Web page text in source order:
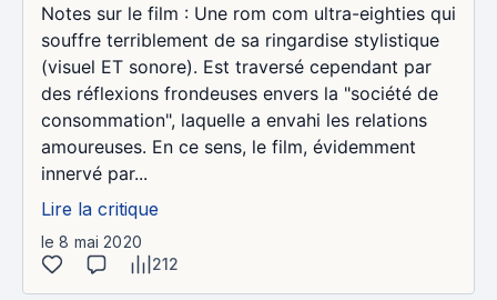
Notes sur le film : Une rom com ultra-eighties qui
souffre terriblement de sa ringardise stylistique
(visuel ET sonore). Est traversé cependant par
des réflexions frondeuses envers la "société de
consommation", laquelle a envahi les relations
amoureuses. En ce sens, le film, évidemment
innervé par...
Lire la critique
le 8 mai 2020
212